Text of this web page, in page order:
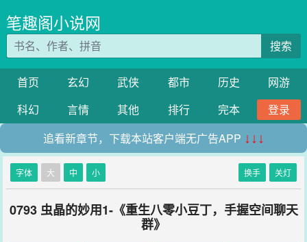
笔趣阁小说网
搜索
首页 玄幻 武侠 都市 历史
网游
科幻
言情 其他 排行 完本
登录
追看新章节，下载本站客户端无广告APP ↓↓↓
字体 大 中 小 换手 关灯
0793 虫晶的妙用1-《重生八零小豆丁，手握空间聊天
群》